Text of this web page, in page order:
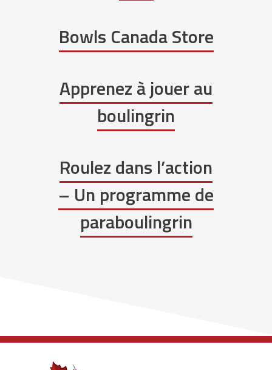
Bowls Canada Store
Apprenez à jouer au
boulingrin
Roulez dans l’action
– Un programme de
paraboulingrin